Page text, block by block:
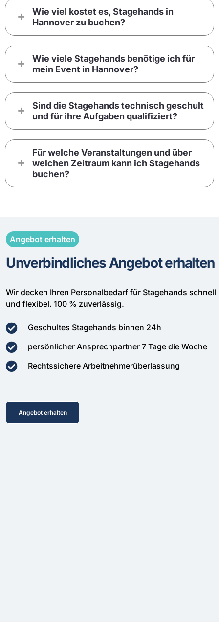
Wie viel kostet es, Stagehands in
Hannover zu buchen?
Wie viele Stagehands benötige ich für
mein Event in Hannover?
Sind die Stagehands technisch geschult
und für ihre Aufgaben qualifiziert?
Für welche Veranstaltungen und über
welchen Zeitraum kann ich Stagehands
buchen?
Angebot erhalten
Unverbindliches Angebot erhalten
Wir decken Ihren Personalbedarf für Stagehands schnell
und flexibel. 100 % zuverlässig.
Geschultes Stagehands binnen 24h
persönlicher Ansprechpartner 7 Tage die Woche
Rechtssichere Arbeitnehmerüberlassung
Angebot erhalten